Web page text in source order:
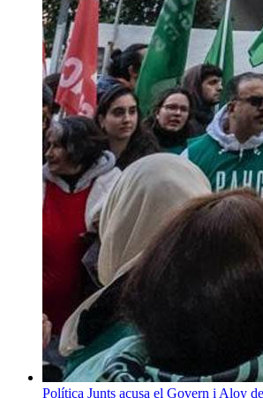
Política Junts acusa el Govern i Aloy